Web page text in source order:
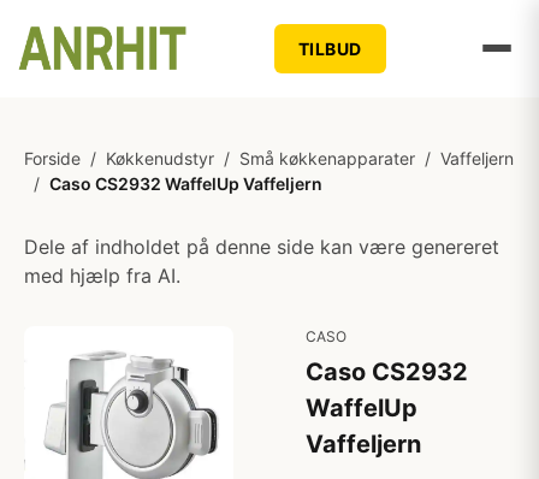
TILBUD
Forside / Køkkenudstyr / Små køkkenapparater / Vaffeljern
/ Caso CS2932 WaffelUp Vaffeljern
Dele af indholdet på denne side kan være genereret
med hjælp fra AI.
CASO
Caso CS2932
WaffelUp
Vaffeljern